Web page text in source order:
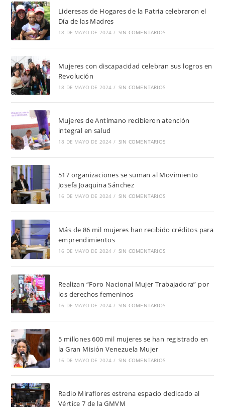
Lideresas de Hogares de la Patria celebraron el
Día de las Madres
18 DE MAYO DE 2024 / SIN COMENTARIOS
Mujeres con discapacidad celebran sus logros en
Revolución
18 DE MAYO DE 2024 / SIN COMENTARIOS
Mujeres de Antímano recibieron atención
integral en salud
18 DE MAYO DE 2024 / SIN COMENTARIOS
517 organizaciones se suman al Movimiento
Josefa Joaquina Sánchez
16 DE MAYO DE 2024 / SIN COMENTARIOS
Más de 86 mil mujeres han recibido créditos para
emprendimientos
16 DE MAYO DE 2024 / SIN COMENTARIOS
Realizan “Foro Nacional Mujer Trabajadora” por
los derechos femeninos
16 DE MAYO DE 2024 / SIN COMENTARIOS
5 millones 600 mil mujeres se han registrado en
la Gran Misión Venezuela Mujer
16 DE MAYO DE 2024 / SIN COMENTARIOS
Radio Miraflores estrena espacio dedicado al
Vértice 7 de la GMVM